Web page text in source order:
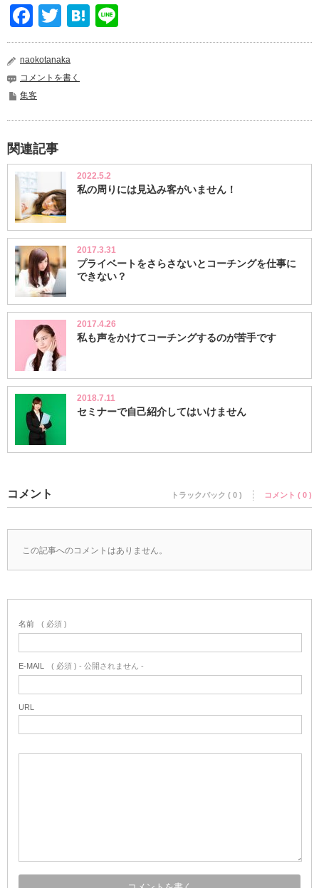
Facebook
TwitterHatena
naokotanaka
コメントを書く
集客
関連記事
2022.5.2
私の周りには見込み客がいません！
2017.3.31
プライベートをさらさないとコーチングを仕事に
できない？
2017.4.26
私も声をかけてコーチングするのが苦手です
2018.7.11
セミナーで自己紹介してはいけません
コメント トラックバック ( 0 ) コメント ( 0 )
この記事へのコメントはありません。
名前 ( 必須 )
E-MAIL ( 必須 ) - 公開されません -
URL